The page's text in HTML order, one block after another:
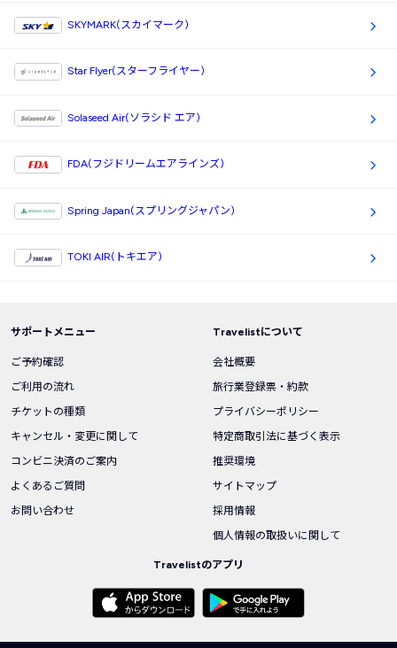
SKYMARK(スカイマーク)
Star Flyer(スターフライヤー)
Solaseed Air(ソラシド エア)
FDA(フジドリームエアラインズ)
Spring Japan(スプリングジャパン)
TOKI AIR(トキエア)
サポートメニュー
ご予約確認
ご利用の流れ
チケットの種類
キャンセル・変更に関して
コンビニ決済のご案内
よくあるご質問
お問い合わせ
Travelistについて
会社概要
旅行業登録票・約款
プライバシーポリシー
特定商取引法に基づく表示
推奨環境
サイトマップ
採用情報
個人情報の取扱いに関して
Travelistのアプリ